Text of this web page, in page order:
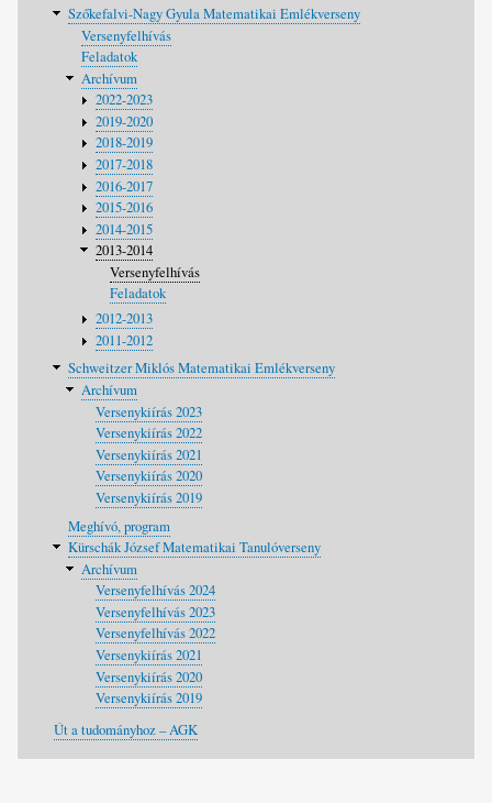
Szőkefalvi-Nagy Gyula Matematikai Emlékverseny
Versenyfelhívás
Feladatok
Archívum
2022-2023
2019-2020
2018-2019
2017-2018
2016-2017
2015-2016
2014-2015
2013-2014
Versenyfelhívás
Feladatok
2012-2013
2011-2012
Schweitzer Miklós Matematikai Emlékverseny
Archívum
Versenykiírás 2023
Versenykiírás 2022
Versenykiírás 2021
Versenykiírás 2020
Versenykiírás 2019
Meghívó, program
Kürschák József Matematikai Tanulóverseny
Archívum
Versenyfelhívás 2024
Versenyfelhívás 2023
Versenyfelhívás 2022
Versenykiírás 2021
Versenykiírás 2020
Versenykiírás 2019
Út a tudományhoz – AGK